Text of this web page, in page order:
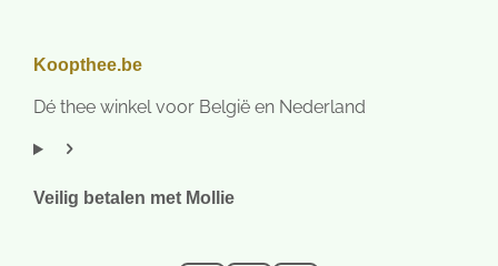
Koopthee.be
Dé thee winkel voor België en Nederland
Veilig betalen met Mollie